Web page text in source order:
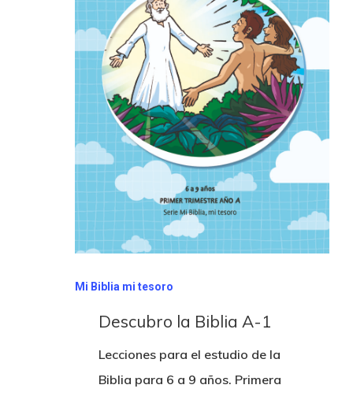
Mi Biblia mi tesoro
Descubro la Biblia A-1
Lecciones para el estudio de la
Biblia para 6 a 9 años. Primera